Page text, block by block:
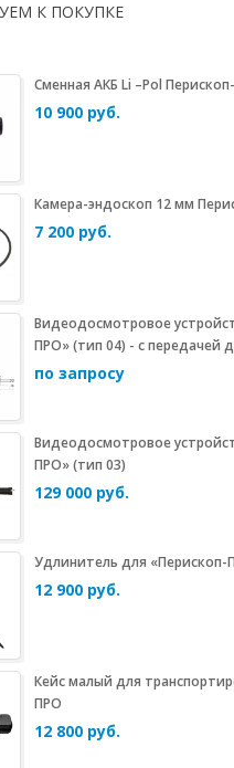
К ПОКУПКЕ
Сменная АКБ Li –Pol
10 900 руб.
Камера-эндоскоп 12 мм
7 200 руб.
Видеодосмотровое
ПРО» (тип 04) - с передачей
по запросу
Видеодосмотровое
ПРО» (тип 03)
129 000 руб.
Удлинитель для «Перископ-
12 900 руб.
Кейс малый для
ПРО
12 800 руб.